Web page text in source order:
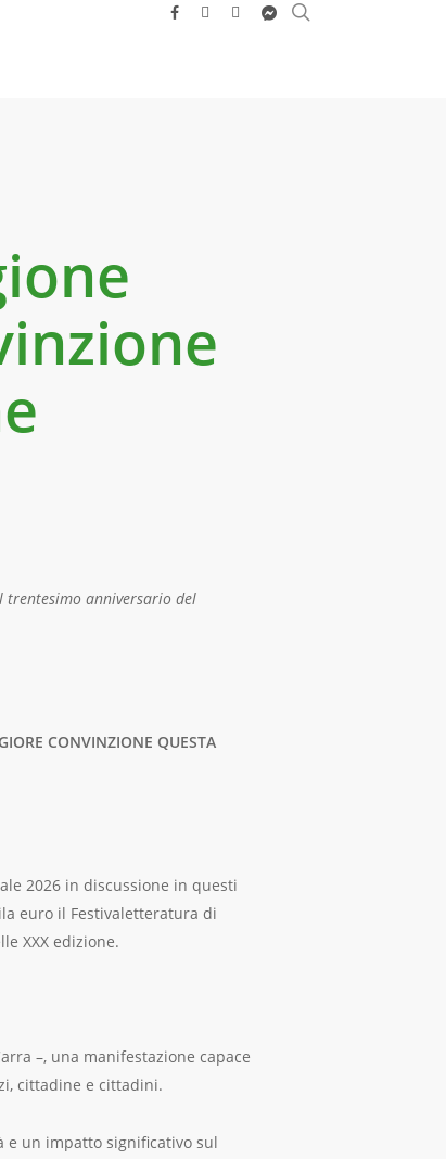
facebook
youtubeinstagram
messenger
anniversario del
CONVINZIONE QUESTA
2026 in discussione in questi
euro il Festivaletteratura di
XXX edizione.
–, una manifestazione capace
cittadine e cittadini.
e un impatto significativo sul